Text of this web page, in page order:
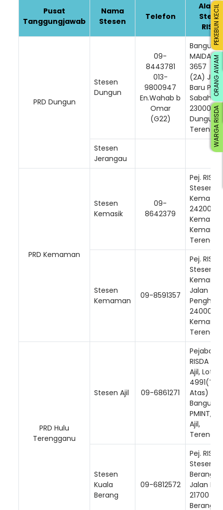
Pusat
Tanggungjawab
Nama
Stesen
Telefon
RISDA
PRD Dungun
Stesen
Dungun
09-
8443781
013-
9800947
En.Wahab b
Omar
(G22)
MAIDAM,
3657
(2A)
Baru Pak
Sabah,
23000
Dungun,
Stesen
Jerangau
PRD Kemaman
Stesen
Kemasik
09-
8642379
Pej. RISDA
Stesen
Kemasik,
24200
Kemasik,
Stesen
Kemaman
09-8591357
Pej. RISDA
Stesen
Jalan
24000,
PRD Hulu
Terengganu
Stesen Ajil 09-6861271
Pejabat
RISDA
Ajil, Lot PT
Atas)
PMINT,
Ajil,
Stesen
Kuala
Berang
09-6812572
Pej. RISDA
Stesen K.
Berang,
Jalan
21700
Berang,
WARGA RISDA
ORANG AWAM
PEKEBUN KECIL